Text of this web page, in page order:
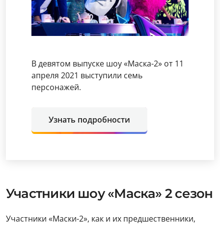
В девятом выпуске шоу «Маска-2» от 11
апреля 2021 выступили семь
персонажей.
Узнать подробности
Участники шоу «Маска» 2 сезон
Участники «Маски-2», как и их предшественники,